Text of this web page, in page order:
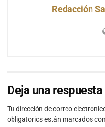
Redacción
Deja una respuesta
Tu dirección de correo
obligatorios están marcados con